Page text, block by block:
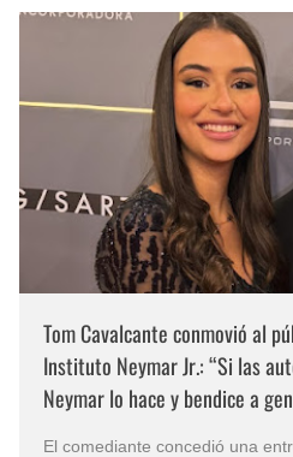
Tom Cavalcante conmovió al
Instituto Neymar Jr.: “Si las
Neymar lo hace y bendice a
El comediante concedió una